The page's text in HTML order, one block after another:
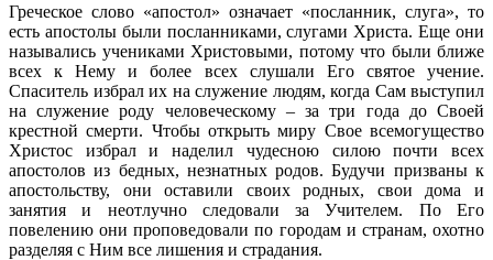
Греческое слово «апостол» означает «посланник, слуга», то
есть апостолы были посланниками, слугами Христа. Еще они
назывались учениками Христовыми, потому что были ближе
всех к Нему и более всех слушали Его святое учение.
Спаситель избрал их на служение людям, когда Сам выступил
на служение роду человеческому – за три года до Своей
крестной смерти. Чтобы открыть миру Свое всемогущество
Христос избрал и наделил чудесною силою почти всех
апостолов из бедных, незнатных родов. Будучи призваны к
апостольству, они оставили своих родных, свои дома и
занятия и неотлучно следовали за Учителем. По Его
повелению они проповедовали по городам и странам, охотно
разделяя с Ним все лишения и страдания.